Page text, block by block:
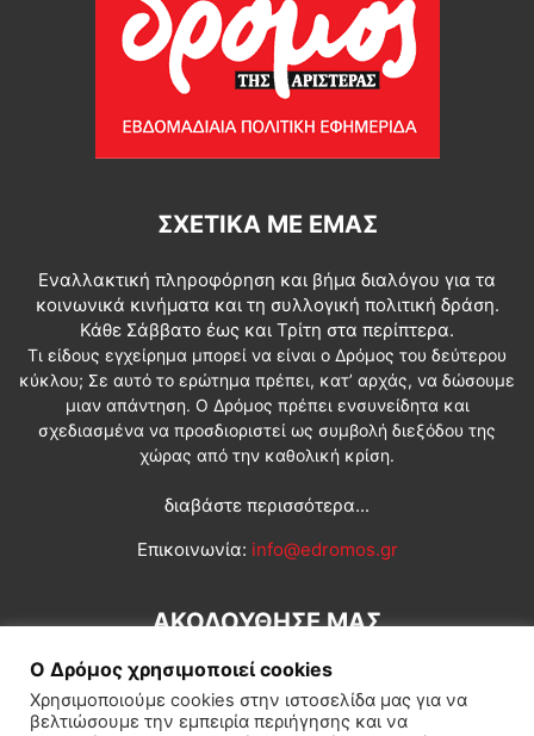
ΣΧΕΤΙΚΆ ΜΕ ΕΜΆΣ
Εναλλακτική πληροφόρηση και βήμα διαλόγου για τα
κοινωνικά κινήματα και τη συλλογική πολιτική δράση.
Κάθε Σάββατο έως και Τρίτη στα περίπτερα.
Τι είδους εγχείρημα μπορεί να είναι ο Δρόμος του δεύτερου
κύκλου; Σε αυτό το ερώτημα πρέπει, κατ’ αρχάς, να δώσουμε
μιαν απάντηση. Ο Δρόμος πρέπει ενσυνείδητα και
σχεδιασμένα να προσδιοριστεί ως συμβολή διεξόδου της
χώρας από την καθολική κρίση.
διαβάστε περισσότερα...
Επικοινωνία: info@edromos.gr
ΑΚΟΛΟΥΘΗΣΕ ΜΑΣ
Ο Δρόμος χρησιμοποιεί cookies
Χρησιμοποιούμε cookies στην ιστοσελίδα μας για να
βελτιώσουμε την εμπειρία περιήγησης και να